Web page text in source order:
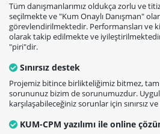
Tüm danışmanlarımız oldukça zorlu ve
seçilmekte ve "Kum Onaylı Danışman"
görevlendirilmektedir. Performansları ve
olarak takip edilmekte ve
"piri"dir.
Sınırsız destek
Projemiz bitince birlikteliğimiz bitmez, tam
sorununuz bizim de sorunumuzdur.
karşılaşabileceğiniz sorunlar için sınırsız
KUM-CPM yazılımı ile online